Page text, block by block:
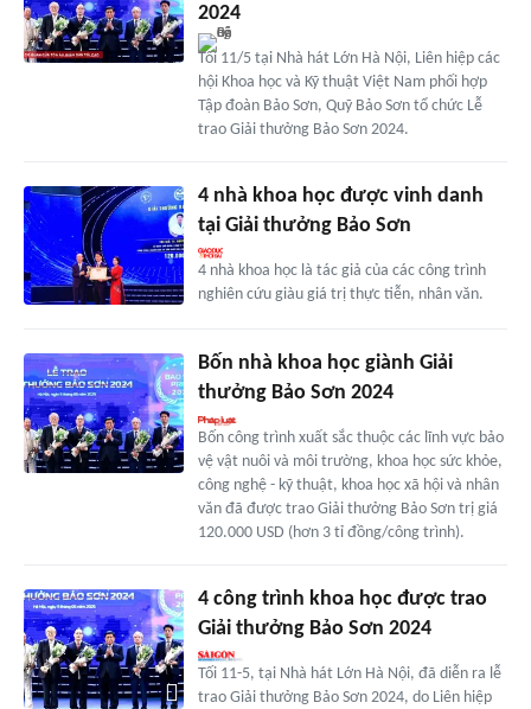
2024
Tối 11/5 tại Nhà hát Lớn Hà Nội, Liên hiệp các
hội Khoa học và Kỹ thuật Việt Nam phối hợp
Tập đoàn Bảo Sơn, Quỹ Bảo Sơn tổ chức Lễ
trao Giải thưởng Bảo Sơn 2024.
4 nhà khoa học được vinh danh
tại Giải thưởng Bảo Sơn
4 nhà khoa học là tác giả của các công trình
nghiên cứu giàu giá trị thực tiễn, nhân văn.
Bốn nhà khoa học giành Giải
thưởng Bảo Sơn 2024
Bốn công trình xuất sắc thuộc các lĩnh vực bảo
vệ vật nuôi và môi trường, khoa học sức khỏe,
công nghệ - kỹ thuật, khoa học xã hội và nhân
văn đã được trao Giải thưởng Bảo Sơn trị giá
120.000 USD (hơn 3 tỉ đồng/công trình).
4 công trình khoa học được trao
Giải thưởng Bảo Sơn 2024
Tối 11-5, tại Nhà hát Lớn Hà Nội, đã diễn ra lễ
trao Giải thưởng Bảo Sơn 2024, do Liên hiệp